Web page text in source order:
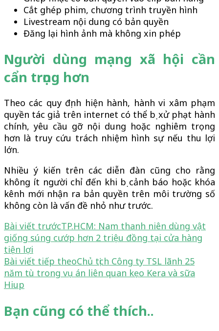
Cắt ghép phim, chương trình truyền hình
Livestream nội dung có bản quyền
Đăng lại hình ảnh mà không xin phép
Người dùng mạng xã hội cần
cẩn trọng hơn
Theo các quy định hiện hành, hành vi xâm phạm
quyền tác giả trên internet có thể bị xử phạt hành
chính, yêu cầu gỡ nội dung hoặc nghiêm trọng
hơn là truy cứu trách nhiệm hình sự nếu thu lợi
lớn.
Nhiều ý kiến trên các diễn đàn cũng cho rằng
không ít người chỉ đến khi bị cảnh báo hoặc khóa
kênh mới nhận ra bản quyền trên môi trường số
không còn là vấn đề nhỏ như trước.
Điều
hướng
bài
viết
Bài viết trướcTP.HCM: Nam thanh niên dùng vật
giống súng cướp hơn 2 triệu đồng tại cửa hàng
tiện lợi
Bài viết tiếp theoChủ tịch Công ty TSL lãnh 25
năm tù trong vụ án liên quan kẹo Kera và sữa
Hiup
Bạn cũng có thể thích..